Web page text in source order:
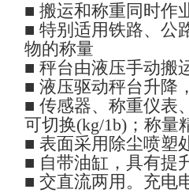
■ 搬运和称重同时作
■ 特别适用铁路、公
物的称量
■ 秤台由液压手动搬
■ 液压驱动秤台升降
■ 传感器、称重仪表
可切换(kg/1b)；称
■ 表面采用除尘喷塑
■ 自带油缸，具有
■ 交直流两用。充电